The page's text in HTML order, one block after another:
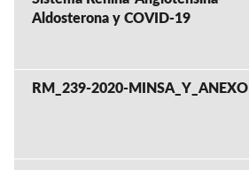
Aldosterona y COVID-19
RM_239-2020-MINSA_Y_ANEXO